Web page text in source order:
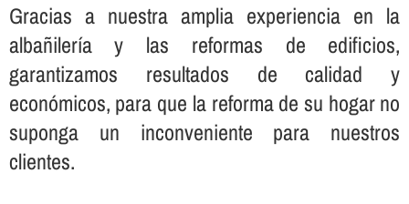
Gracias a nuestra amplia experiencia en la
albañilerí­a y las reformas de edificios,
garantizamos resultados de calidad y
económicos, para que la reforma de su hogar no
suponga un inconveniente para nuestros
clientes.